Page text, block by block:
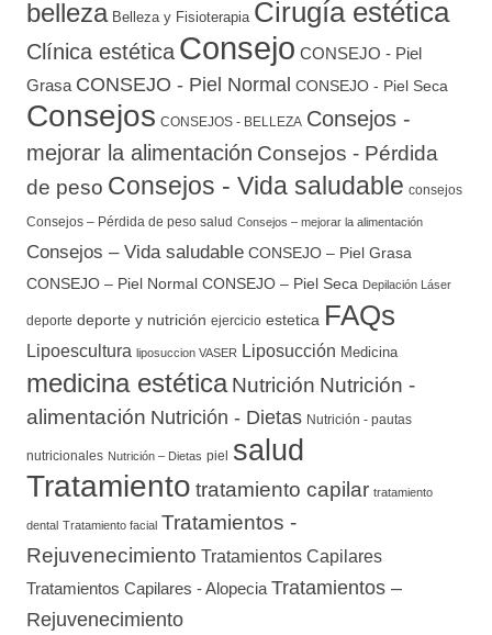
belleza Belleza y Fisioterapia Cirugía estética
Clínica estética Consejo CONSEJO - Piel
Grasa CONSEJO - Piel Normal CONSEJO - Piel Seca
Consejos CONSEJOS - BELLEZA Consejos -
mejorar la alimentación Consejos - Pérdida
de peso Consejos - Vida saludable consejos
Consejos – Pérdida de peso salud Consejos – mejorar la alimentación
Consejos – Vida saludable CONSEJO – Piel Grasa
CONSEJO – Piel Normal CONSEJO – Piel Seca Depilación Láser
deporte deporte y nutrición ejercicio estetica FAQs
Lipoescultura liposuccion VASER Liposucción Medicina
medicina estética Nutrición Nutrición -
alimentación Nutrición - Dietas Nutrición - pautas
nutricionales Nutrición – Dietas piel salud
Tratamiento tratamiento capilar tratamiento
dental Tratamiento facial Tratamientos -
Rejuvenecimiento Tratamientos Capilares
Tratamientos Capilares - Alopecia Tratamientos –
Rejuvenecimiento